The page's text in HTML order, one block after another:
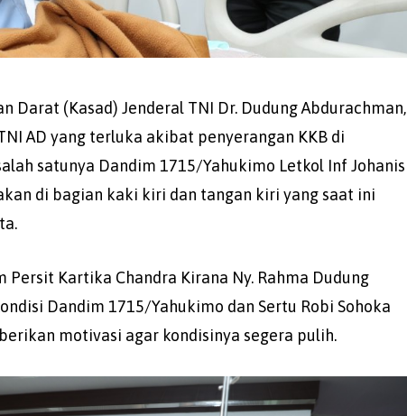
Darat (Kasad) Jenderal TNI Dr. Dudung Abdurachman,
AD yang terluka akibat penyerangan KKB di
satunya Dandim 1715/Yahukimo Letkol Inf Johanis
di bagian kaki kiri dan tangan kiri yang saat ini
Kartika Chandra Kirana Ny. Rahma Dudung
Dandim 1715/Yahukimo dan Sertu Robi Sohoka
motivasi agar kondisinya segera pulih.